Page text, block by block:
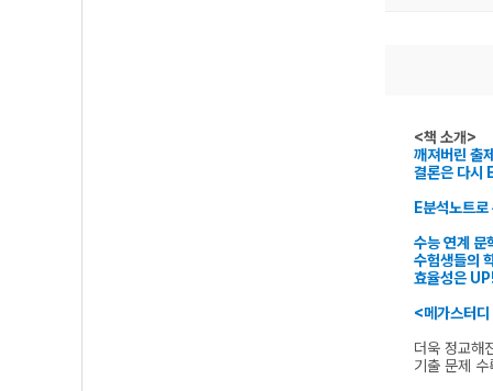
<책 소개>
깨져버린 출
결론은 다시
E분석노트
수능 연계 문
수험생들의
효율성은
<메가스터
더욱 정교해
기출 문제